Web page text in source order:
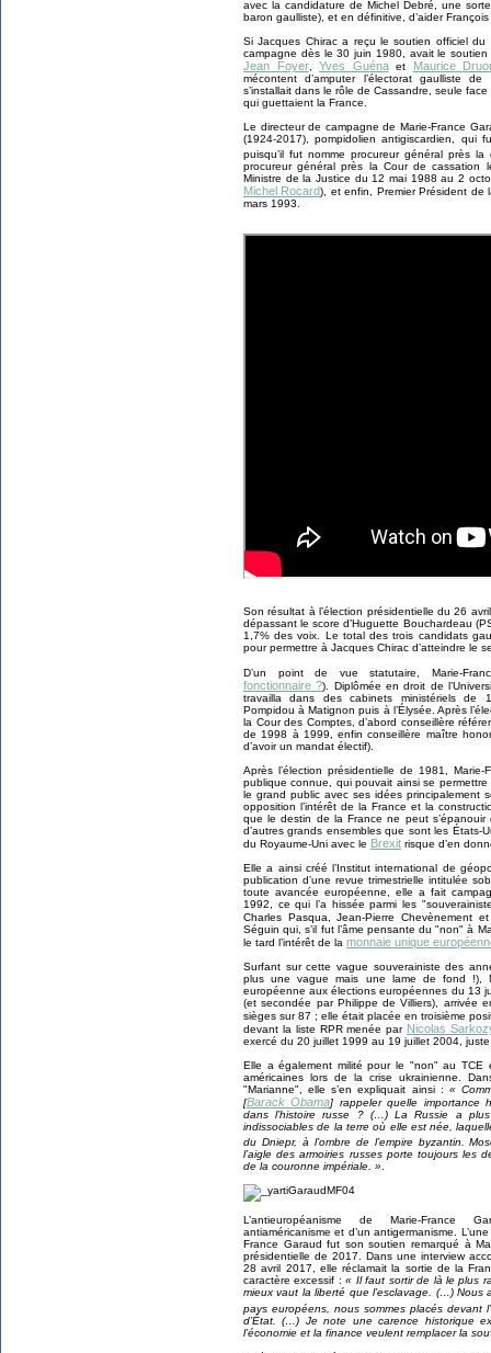
avec la candidature de Michel Debré, une
baron gaulliste), et en définitive, d’aider
Si Jacques Chirac a reçu le soutien officiel
campagne dès le 30 juin 1980, avait le
Jean Foyer,Yves Guénaet Maurice
mécontent d’amputer l’électorat gaulliste
s’installait dans le rôle de Cassandre, seule
qui guettaient la France.
Le directeur de campagne de Marie-France
(1924-2017), pompidolien antigiscardien, qui
puisqu’il fut nomme procureur général près
procureur général près la Cour de cassation
Ministre de la Justice du 12 mai 1988 au 2
Michel Rocard), et enfin, Premier Président
mars 1993.
Son résultat à l’élection présidentielle du 26
dépassant le score d’Huguette Bouchardeau
1,7% des voix. Le total des trois candidats
pour permettre à Jacques Chirac d’atteindre le
D’un point de vue statutaire, Marie-
fonctionnaire ?). Diplômée en droit de
travailla dans des cabinets ministériels de
Pompidou à Matignon puis à l’Élysée. Après
la Cour des Comptes, d’abord conseillère
de 1998 à 1999, enfin conseillère maître
d’avoir un mandat électif).
Après l’élection présidentielle de 1981,
publique connue, qui pouvait ainsi se
le grand public avec ses idées principalement
opposition l’intérêt de la France et la
que le destin de la France ne peut
d’autres grands ensembles que sont les États-
du Royaume-Uni avec le Brexit risque d’en
Elle a ainsi créé l’Institut international de
publication d’une revue trimestrielle intitulée
toute avancée européenne, elle a fait
1992, ce qui l’a hissée parmi les
Charles Pasqua, Jean-Pierre Chevènement
Séguin qui, s’il fut l’âme pensante du "non" à
le tard l’intérêt de la monnaie unique
Surfant sur cette vague souverainiste des
plus une vague mais une lame de fond !),
européenne aux élections européennes du 13
(et secondée par Philippe de Villiers), arrivée
sièges sur 87 ; elle était placée en troisième
devant la liste RPR menée par Nicolas
exercé du 20 juillet 1999 au 19 juillet 2004,
Elle a également milité pour le "non" au TCE
américaines lors de la crise ukrainienne.
"Marianne", elle s’en expliquait ainsi : «
[Barack Obama] rappeler quelle importance
dans l’histoire russe ? (…) La Russie a
indissociables de la terre où elle est née,
du Dniepr, à l’ombre de l’empire byzantin.
l’aigle des armoiries russes porte toujours les
de la couronne impériale. »
L’antieuropéanisme de Marie-France
antiaméricanisme et d’un antigermanisme.
France Garaud fut son soutien remarqué à
présidentielle de 2017. Dans une interview
28 avril 2017, elle réclamait la sortie de la
caractère excessif :« Il faut sortir de là le plus
mieux vaut la liberté que l’esclavage. (…)
pays européens, nous sommes placés devant
d’État. (…) Je note une carence historique
l’économie et la finance veulent remplacer la